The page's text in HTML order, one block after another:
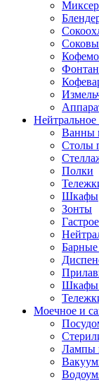
Нейтральное
Ванны
Столы
Полки
Шкафы
Зонты
Барные
Шкафы
Моечное и
Лампы